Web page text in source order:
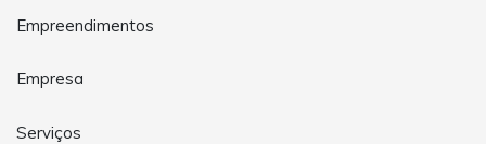
Empreendimentos
Empresa
Serviços